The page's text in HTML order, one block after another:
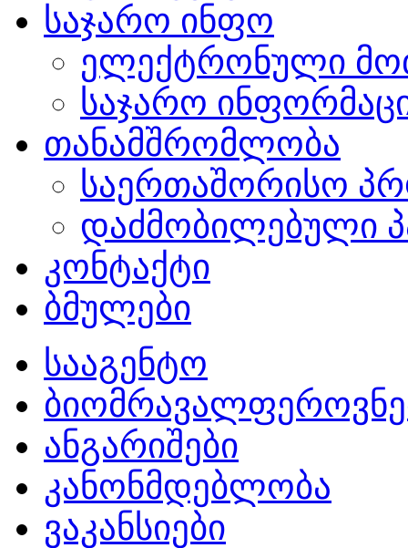
საჯარო ინფო
ელექტრონული
საჯარო
თანამშრომლობა
საერთაშორისო
დაძმობილებული
კონტაქტი
ბმულები
სააგენტო
ანგარიშები
კანონმდებლობა
ვაკანსიები